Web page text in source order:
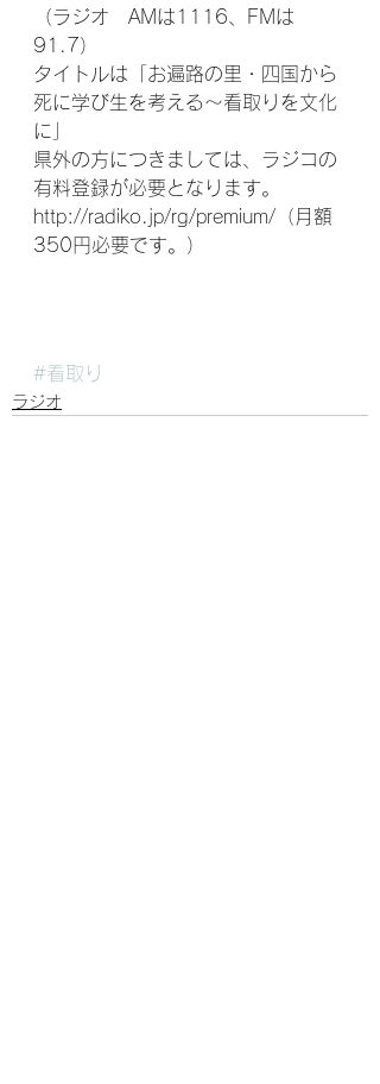
（ラジオ　AMは1116、FMは
91.7）
タイトルは「お遍路の里・四国から
死に学び生を考える～看取りを文化
に」
県外の方につきましては、ラジコの
有料登録が必要となります。
http://radiko.jp/rg/premium/（月額
350円必要です。）
#看取り
ラジオ